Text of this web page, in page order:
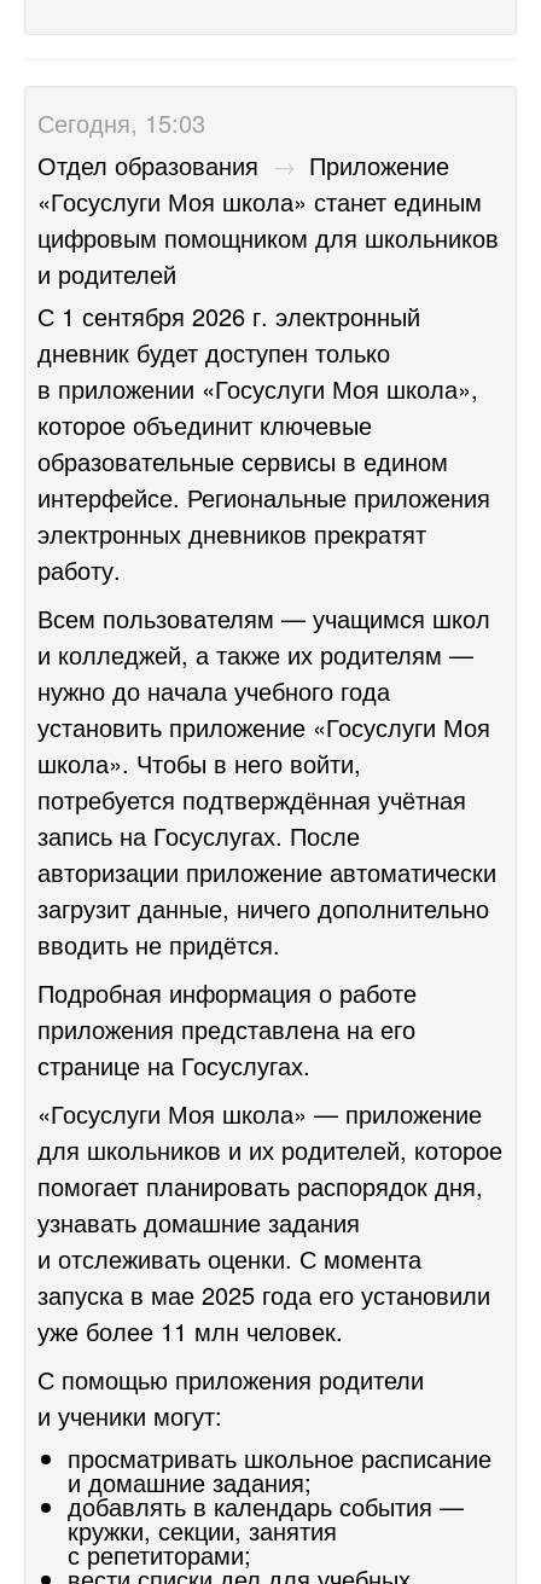
Сегодня, 15:03
Отдел образования → Приложение
«Госуслуги Моя школа» станет единым
цифровым помощником для школьников
и родителей
С 1 сентября 2026 г. электронный
дневник будет доступен только
в приложении «Госуслуги Моя школа»,
которое объединит ключевые
образовательные сервисы в едином
интерфейсе. Региональные приложения
электронных дневников прекратят
работу.
Всем пользователям — учащимся школ
и колледжей, а также их родителям —
нужно до начала учебного года
установить приложение «Госуслуги Моя
школа». Чтобы в него войти,
потребуется подтверждённая учётная
запись на Госуслугах. После
авторизации приложение автоматически
загрузит данные, ничего дополнительно
вводить не придётся.
Подробная информация о работе
приложения представлена на его
странице на Госуслугах.
«Госуслуги Моя школа» — приложение
для школьников и их родителей, которое
помогает планировать распорядок дня,
узнавать домашние задания
и отслеживать оценки. С момента
запуска в мае 2025 года его установили
уже более 11 млн человек.
С помощью приложения родители
и ученики могут:
просматривать школьное расписание
и домашние задания;
добавлять в календарь события —
кружки, секции, занятия
с репетиторами;